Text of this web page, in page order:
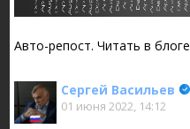
Авто-репост. Читать в блоге
Сергей Васильев
01 июня 2022, 14:12